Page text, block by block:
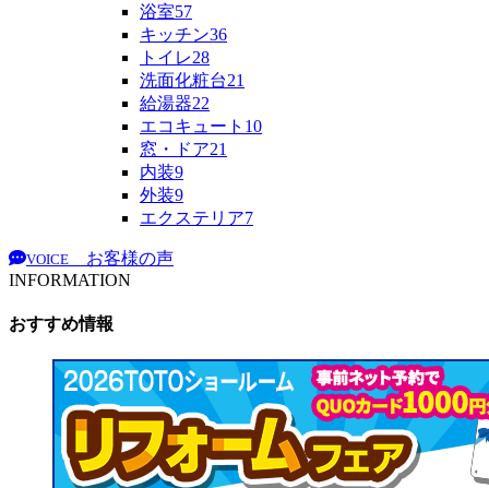
浴室57
キッチン36
トイレ28
洗面化粧台21
給湯器22
エコキュート 10
窓・ドア21
内装9
外装9
エクステリア7
VOICE
お客様の声
INFORMATION
おすすめ情報